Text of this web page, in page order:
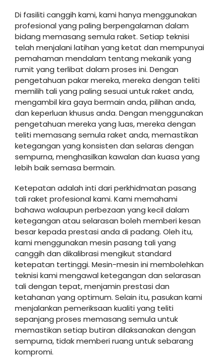
Di fasiliti canggih kami, kami hanya menggunakan
profesional yang paling berpengalaman dalam
bidang memasang semula raket. Setiap teknisi
telah menjalani latihan yang ketat dan mempunyai
pemahaman mendalam tentang mekanik yang
rumit yang terlibat dalam proses ini. Dengan
pengetahuan pakar mereka, mereka dengan teliti
memilih tali yang paling sesuai untuk raket anda,
mengambil kira gaya bermain anda, pilihan anda,
dan keperluan khusus anda. Dengan menggunakan
pengetahuan mereka yang luas, mereka dengan
teliti memasang semula raket anda, memastikan
ketegangan yang konsisten dan selaras dengan
sempurna, menghasilkan kawalan dan kuasa yang
lebih baik semasa bermain.
Ketepatan adalah inti dari perkhidmatan pasang
tali raket profesional kami. Kami memahami
bahawa walaupun perbezaan yang kecil dalam
ketegangan atau selarasan boleh memberi kesan
besar kepada prestasi anda di padang. Oleh itu,
kami menggunakan mesin pasang tali yang
canggih dan dikalibrasi mengikut standard
ketepatan tertinggi. Mesin-mesin ini membolehkan
teknisi kami mengawal ketegangan dan selarasan
tali dengan tepat, menjamin prestasi dan
ketahanan yang optimum. Selain itu, pasukan kami
menjalankan pemeriksaan kualiti yang teliti
sepanjang proses memasang semula untuk
memastikan setiap butiran dilaksanakan dengan
sempurna, tidak memberi ruang untuk sebarang
kompromi.